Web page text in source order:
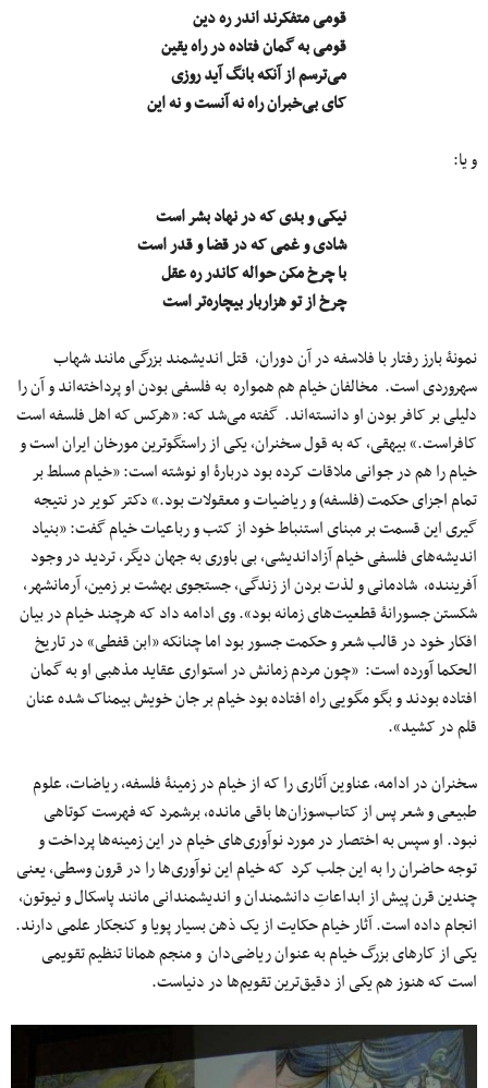
قومی متفکرند اندر ره دین
قومی به گمان فتاده در راه یقین
می‌ترسم از آنکه بانگ آید روزی
کای بی‌خبران راه نه آنست و نه این
و یا:
نیکی و بدی که در نهاد بشر است
شادی و غمی که در قضا و قدر است
با چرخ مکن حواله کاندر ره عقل
چرخ از تو هزاربار بیچاره‌تر است
نمونۀ بارز رفتار با فلاسفه در آن دوران، قتل اندیشمند بزرگی مانند شهاب
سهروردی است. مخالفان خیام هم همواره به فلسفی بودن او پرداخته‌اند و آن را
دلیلی بر کافر بودن او دانسته‌اند. گفته می‌شد که: «هرکس که اهل فلسفه است
کافراست.» بیهقی، که به قول سخنران، یکی از راستگوترین مورخان ایران است و
خیام را هم در جوانی ملاقات کرده بود دربارۀ او نوشته است: «خیام مسلط بر
تمام اجزای حکمت (فلسفه) و ریاضیات و معقولات بود.» دکتر کویر در نتیجه
گیری این قسمت بر مبنای استنباط خود از کتب و رباعیات خیام گفت: «بنیاد
اندیشه‌های فلسفی خیام آزاداندیشی، بی باوری به جهان دیگر، تردید در وجود
آفریننده، شادمانی و لذت بردن از زندگی، جستجوی بهشت بر زمین، آرمانشهر،
شکستن جسورانۀ قطعیت‌های زمانه بود». وی ادامه داد که هرچند خیام در بیان
افکار خود در قالب شعر و حکمت جسور بود اما چنانکه «ابن قفطی» در تاریخ
الحکما آورده است: «چون مردم زمانش در استواری عقاید مذهبی او به گمان
افتاده بودند و بگو مگویی راه افتاده بود خیام بر جان خویش بیمناک شده عنان
قلم در کشید».
سخنران در ادامه، عناوین آثاری را که از خیام در زمینۀ فلسفه، ریاضات، علوم
طبیعی و شعر پس از کتاب‌سوزان‌ها باقی مانده، برشمرد که فهرست کوتاهی
نبود. او سپس به اختصار در مورد نوآوری‌های خیام در این زمینه‌ها پرداخت و
توجه حاضران را به این جلب کرد که خیام این نوآوری‌ها را در قرون وسطی، یعنی
چندین قرن پیش از ابداعاتِ دانشمندان و اندیشمندانی مانند پاسکال و نیوتون،
انجام داده است. آثار خیام حکایت از یک ذهن بسیار پویا و کنجکار علمی‌ دارند.
یکی از کارهای بزرگ خیام به عنوان ریاضی‌دان و منجم همانا تنظیم تقویمی
‌است که هنوز هم یکی از دقیق‌ترین تقویم‌ها در دنیاست.